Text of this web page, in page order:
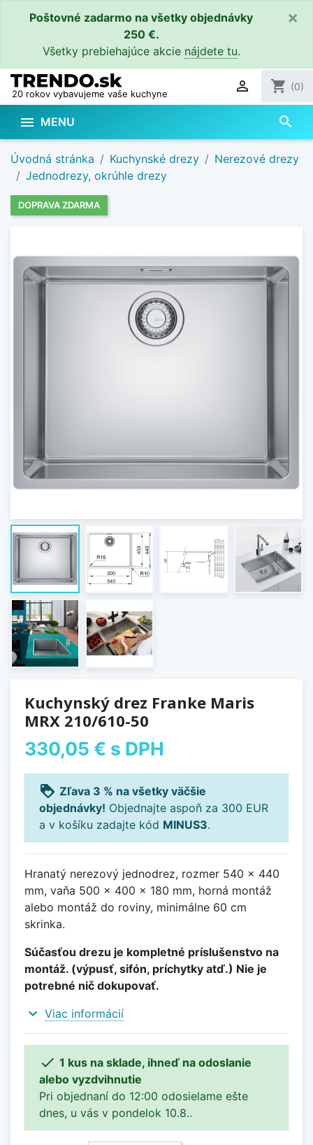
Poštovné zadarmo na všetky objednávky
250 €.
Všetky prebiehajúce akcie nájdete tu.
×
20 rokov vybavujeme vaše kuchyne  shopping_cart (0)
 MENU search
Úvodná stránka Kuchynské drezy
Nerezové drezy
Jednodrezy, okrúhle drezy
DOPRAVA ZDARMA
Kuchynský drez Franke Maris
MRX 210/610-50
330,05 € s DPH
loyalty Zľava 3 % na všetky väčšie
objednávky! Objednajte aspoň za 300 EUR
a v košíku zadajte kód MINUS3.
Hranatý nerezový jednodrez, rozmer 540 x 440
mm, vaňa 500 x 400 x 180 mm, horná montáž
alebo montáž do roviny, minimálne 60 cm
skrinka.
Súčasťou drezu je kompletné príslušenstvo na
montáž. (výpusť, sifón, príchytky atď.) Nie je
potrebné nič dokupovať.
expand_more Viac informácií
 1 kus na sklade, ihneď na odoslanie
alebo vyzdvihnutie
Pri objednaní do 12:00 odosielame ešte
dnes, u vás v pondelok 10.8..